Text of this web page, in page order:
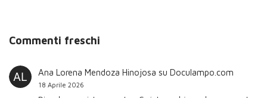
Commenti freschi
Ana Lorena Mendoza Hinojosa su Doculampo.com
18 Aprile 2026